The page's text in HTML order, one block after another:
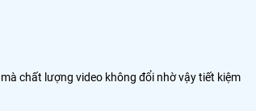
chất lượng video không đổi nhờ vậy tiết kiệm